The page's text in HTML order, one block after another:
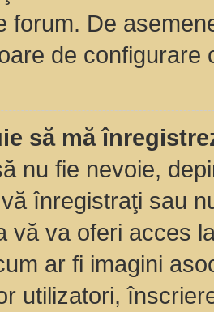
forum. De
de configurare
să mă
nu fie nevoie,
înregistraţi sau
vă va oferi acces
ar fi imagini
utilizatori,